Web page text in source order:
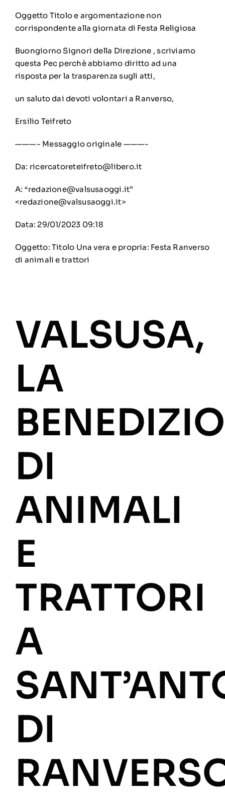
Oggetto Titolo e argomentazione non
corrispondente alla giornata di Festa Religiosa
Buongiorno Signori della Direzione , scriviamo
questa Pec perchè abbiamo diritto ad una
risposta per la trasparenza sugli atti,
un saluto dai devoti volontari a Ranverso,
Ersilio Teifreto
———- Messaggio originale ———-
Da: ricercatoreteifreto@libero.it
A: “redazione@valsusaoggi.it”
<redazione@valsusaoggi.it>
Data: 29/01/2023 09:18
Oggetto: Titolo Una vera e propria: Festa Ranverso
di animali e trattori
VALSUSA,
LA
DI
ANIMALI
E
TRATTORI
A
DI